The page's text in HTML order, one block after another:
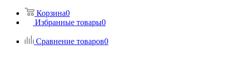
Корзина0
Избранные товары0
Сравнение товаров0